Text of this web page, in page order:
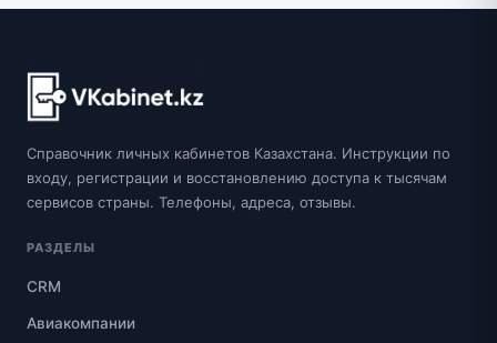
Справочник личных кабинетов Казахстана. Инструкции по
входу, регистрации и восстановлению доступа к тысячам
сервисов страны. Телефоны, адреса, отзывы.
РАЗДЕЛЫ
CRM
Авиакомпании